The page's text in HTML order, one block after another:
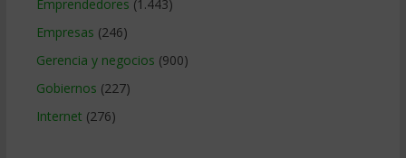
Emprendedores (1.443)
Empresas (246)
Gerencia y negocios (900)
Gobiernos (227)
Internet (276)